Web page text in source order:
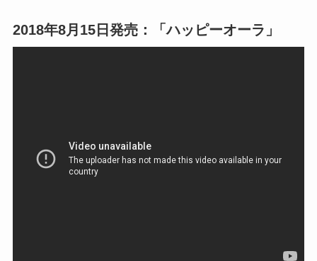
2018年8月15日発売：「ハッピーオーラ」